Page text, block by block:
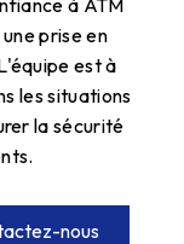
prise en
est à
les situations
la sécurité
nous